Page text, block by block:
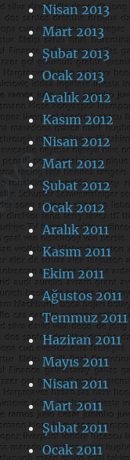
Nisan 2013
Mart 2013
Şubat 2013
Ocak 2013
Aralık 2012
Kasım 2012
Nisan 2012
Mart 2012
Şubat 2012
Ocak 2012
Aralık 2011
Kasım 2011
Ekim 2011
Ağustos 2011
Temmuz 2011
Haziran 2011
Mayıs 2011
Nisan 2011
Mart 2011
Şubat 2011
Ocak 2011